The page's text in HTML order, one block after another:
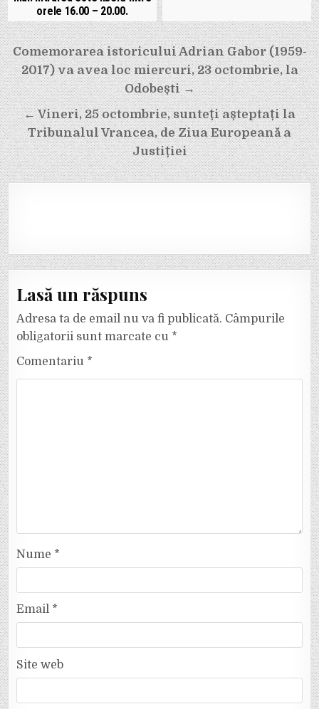
orele 16.00 – 20.00.
Navigare
în
articole
Comemorarea istoricului Adrian Gabor (1959-
2017) va avea loc miercuri, 23 octombrie, la
Odobești →
← Vineri, 25 octombrie, sunteți așteptați la
Tribunalul Vrancea, de Ziua Europeană a
Justiției
Lasă un răspuns
Adresa ta de email nu va fi publicată. Câmpurile
obligatorii sunt marcate cu *
Comentariu *
Nume *
Email *
Site web